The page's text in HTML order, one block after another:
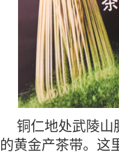
铜仁地处武陵山
的黄金产茶带。这